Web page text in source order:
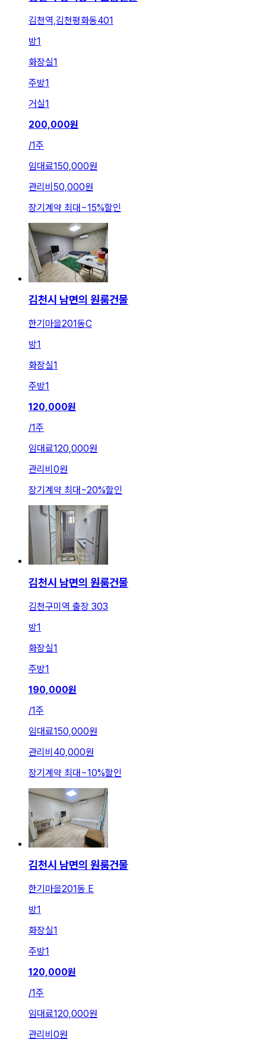
김천역,김천평화동401
방1
화장실1
주방1
거실1
200,000원
/1주
임대료150,000원
관리비 50,000원
장기계약 최대~15%할인
김천시 남면의 원룸건물
한기마을201동C
방1
화장실1
주방1
120,000원
/1주
임대료120,000원
관리비 0원
장기계약 최대~20%할인
김천시 남면의 원룸건물
김천구미역 출장 303
방1
화장실1
주방1
190,000원
/1주
임대료150,000원
관리비 40,000원
장기계약 최대~10%할인
김천시 남면의 원룸건물
한기마을201동 E
방1
화장실1
주방1
120,000원
/1주
임대료120,000원
관리비 0원